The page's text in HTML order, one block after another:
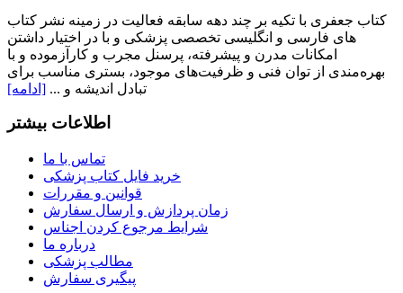
کتاب جعفری با تکیه بر چند دهه سابقه فعالیت در زمینه نشر کتاب
های فارسی و انگلیسی تخصصی پزشکی و با در اختیار داشتن
امکانات مدرن و پیشرفته، پرسنل مجرب و کارآزموده و با
بهره‌مندی از توان فنی و ظرفیت‌های موجود، بستری مناسب برای
تبادل اندیشه و ... [ادامه]
اطلاعات بیشتر
تماس با ما
خرید فایل کتاب پزشکی
قوانین و مقررات
زمان پردازش و ارسال سفارش
شرایط مرجوع کردن اجناس
درباره ما
مطالب پزشکی
پیگیری سفارش